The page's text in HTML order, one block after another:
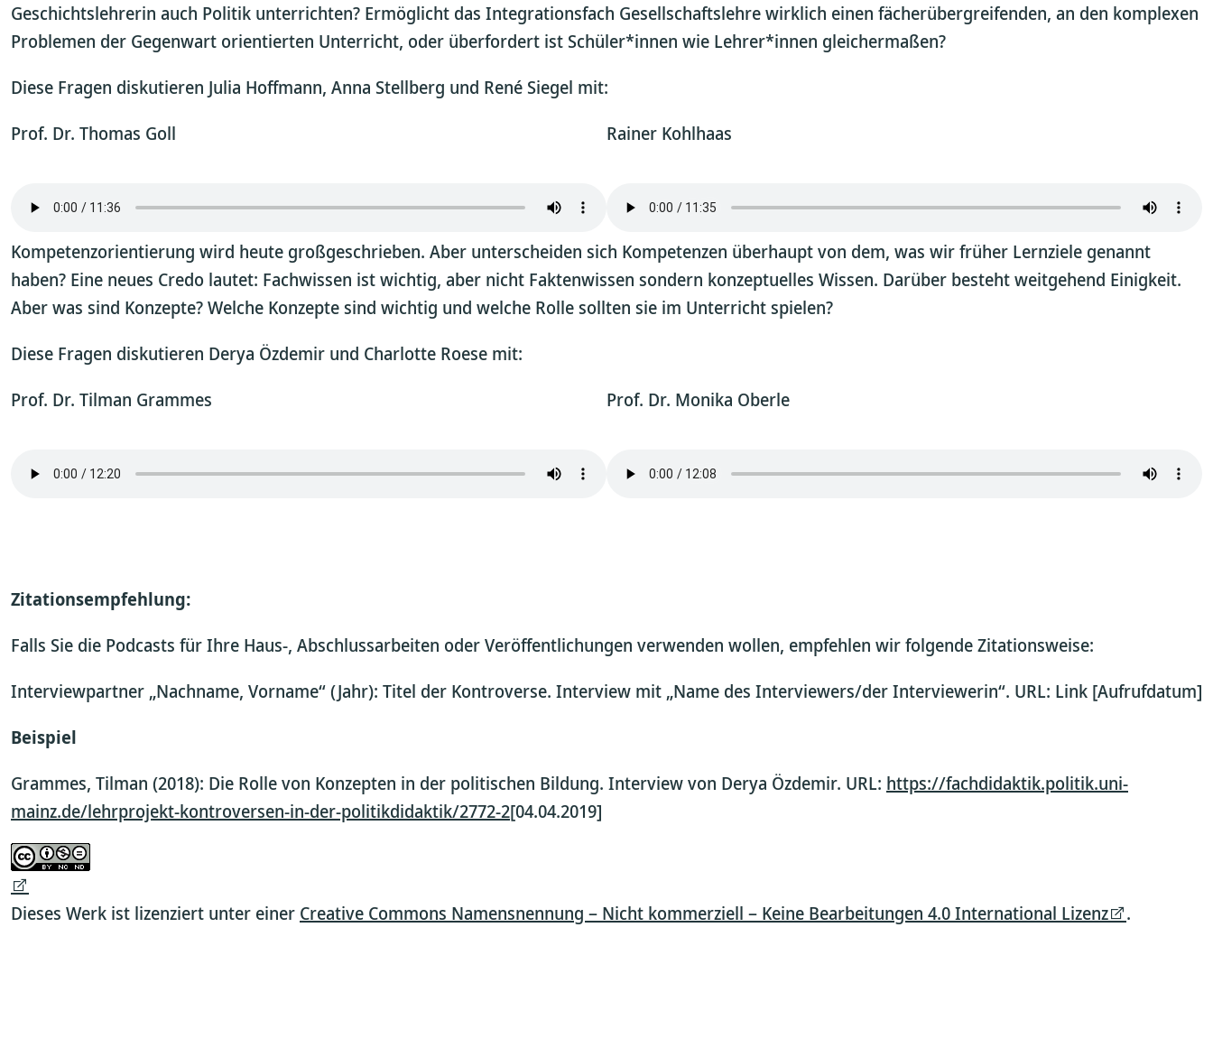
Geschichtslehrerin auch Politik unterrichten? Ermöglicht das Integrationsfach Gesellschaftslehre wirklich einen fächerübergreifenden, an den komplexen
Problemen der Gegenwart orientierten Unterricht, oder überfordert ist Schüler*innen wie Lehrer*innen gleichermaßen?
Diese Fragen diskutieren Julia Hoffmann, Anna Stellberg und René Siegel mit:
Prof. Dr. Thomas Goll
Rainer Kohlhaas
Kompetenzorientierung wird heute großgeschrieben. Aber unterscheiden sich Kompetenzen überhaupt von dem, was wir früher Lernziele genannt
haben? Eine neues Credo lautet: Fachwissen ist wichtig, aber nicht Faktenwissen sondern konzeptuelles Wissen. Darüber besteht weitgehend Einigkeit.
Aber was sind Konzepte? Welche Konzepte sind wichtig und welche Rolle sollten sie im Unterricht spielen?
Diese Fragen diskutieren Derya Özdemir und Charlotte Roese mit:
Prof. Dr. Tilman Grammes
Prof. Dr. Monika Oberle
Zitationsempfehlung:
Falls Sie die Podcasts für Ihre Haus-, Abschlussarbeiten oder Veröffentlichungen verwenden wollen, empfehlen wir folgende Zitationsweise:
Interviewpartner „Nachname, Vorname“ (Jahr): Titel der Kontroverse. Interview mit „Name des Interviewers/der Interviewerin“. URL: Link [Aufrufdatum]
Beispiel
Grammes, Tilman (2018): Die Rolle von Konzepten in der politischen Bildung. Interview von Derya Özdemir. URL: https://fachdidaktik.politik.uni-
mainz.de/lehrprojekt-kontroversen-in-der-politikdidaktik/2772-2[04.04.2019]
Dieses Werk ist lizenziert unter einer Creative Commons Namensnennung – Nicht kommerziell – Keine Bearbeitungen 4.0 International Lizenz .